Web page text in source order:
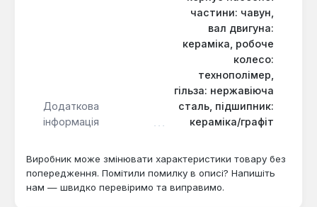
захисту IP44 та клас ізоляції H підтверджують
надійність та безпеку експлуатації пристрою.
Додаткова
інформація
частини: чавун,
вал двигуна:
кераміка, робоче
колесо:
технополімер,
гільза: нержавіюча
сталь, підшипник:
кераміка/графіт
Виробник може змінювати характеристики товару без
попередження. Помітили помилку в описі? Напишіть
нам — швидко перевіримо та виправимо.